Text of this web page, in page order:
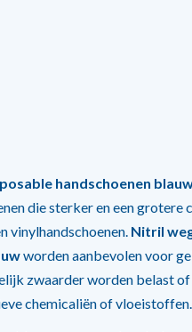
handschoenen
die sterker en een grotere
vinylhandschoenen. Nitril
worden aanbevolen voor
zwaarder worden belast
chemicaliën of vloeistoffen.